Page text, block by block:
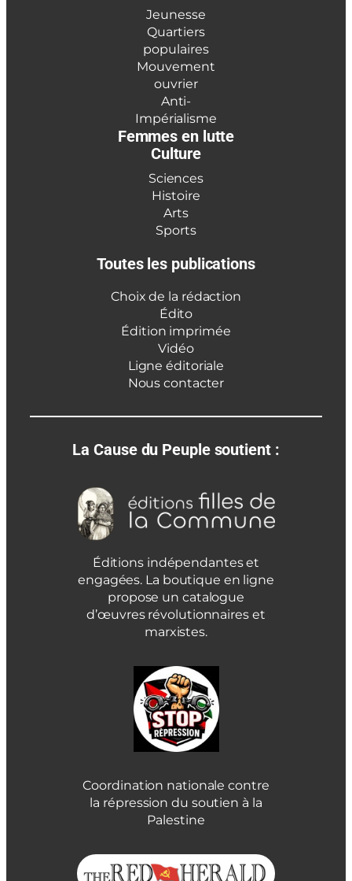
Jeunesse
Quartiers
populaires
Mouvement
ouvrier
Anti-
Impérialisme
Femmes en lutte
Culture
Sciences
Histoire
Arts
Sports
Toutes les publications
Choix de la rédaction
Édito
Édition imprimée
Vidéo
Ligne éditoriale
Nous contacter
La Cause du Peuple soutient :
Éditions indépendantes et
engagées. La boutique en ligne
propose un catalogue
d’œuvres révolutionnaires et
marxistes.
Coordination nationale contre
la répression du soutien à la
Palestine